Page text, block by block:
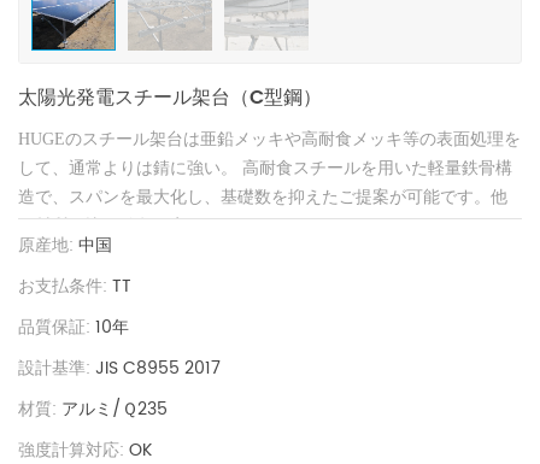
太陽光発電スチール架台（C型鋼）
HUGEのスチール架台は亜鉛メッキや高耐食メッキ等の表面処理を
して、通常よりは錆に強い。 高耐食スチールを用いた軽量鉄骨構
造で、スパンを最大化し、基礎数を抑えたご提案が可能です。他
原産地: 中国
お支払条件: TT
品質保証: 10年
設計基準: JIS C8955 2017
材質: アルミ/Ｑ235
強度計算対応: OK